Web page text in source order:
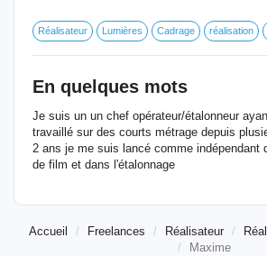
Réalisateur Lumières Cadrage réalisation
En quelques mots
Je suis un un chef opérateur/étalonneur
travaillé sur des courts métrage depuis
2 ans je me suis lancé comme indépendant
de film et dans l'étalonnage
Accueil Freelances Réalisateur
Maxime